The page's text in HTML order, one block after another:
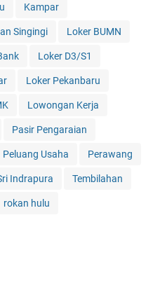
Kampar
Singingi Loker BUMN
Loker D3/S1
Loker Pekanbaru
Lowongan Kerja
Pasir Pengaraian
Peluang Usaha Perawang
Indrapura Tembilahan
rokan hulu